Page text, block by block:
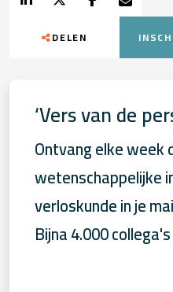
DELEN
‘Vers van de
Ontvang elke week
wetenschappelijke
verloskunde in je
Bijna 4.000